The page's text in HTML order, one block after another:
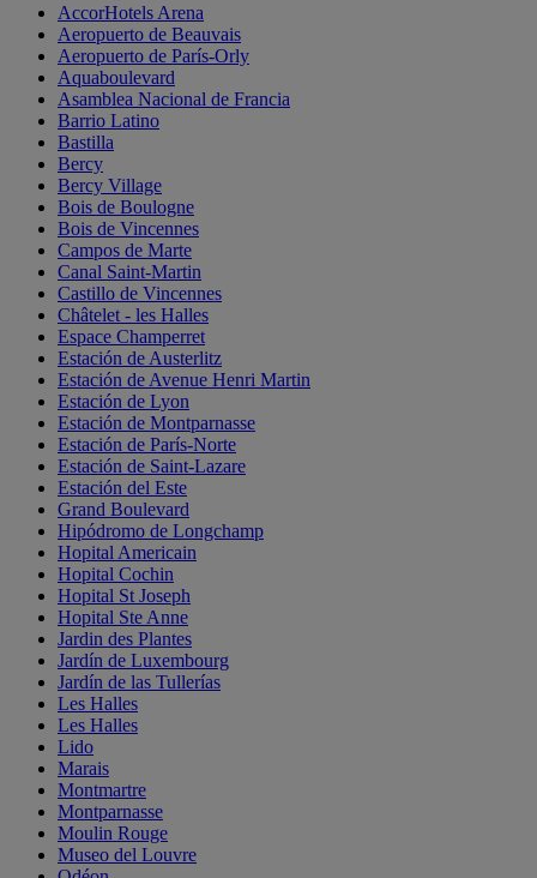
AccorHotels Arena
Aeropuerto de Beauvais
Aeropuerto de París-Orly
Aquaboulevard
Asamblea Nacional de Francia
Barrio Latino
Bastilla
Bercy
Bercy Village
Bois de Boulogne
Bois de Vincennes
Campos de Marte
Canal Saint-Martin
Castillo de Vincennes
Châtelet - les Halles
Espace Champerret
Estación de Austerlitz
Estación de Avenue Henri Martin
Estación de Lyon
Estación de Montparnasse
Estación de París-Norte
Estación de Saint-Lazare
Estación del Este
Grand Boulevard
Hipódromo de Longchamp
Hopital Americain
Hopital Cochin
Hopital St Joseph
Hopital Ste Anne
Jardin des Plantes
Jardín de Luxembourg
Jardín de las Tullerías
Les Halles
Les Halles
Lido
Marais
Montmartre
Montparnasse
Moulin Rouge
Museo del Louvre